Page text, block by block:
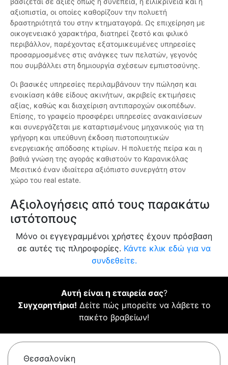
αξιοπιστία, οι οποίες καθορίζουν την πολυετή
δραστηριότητά του στην κτηματαγορά. Ως επιχείρηση με
οικογενειακό χαρακτήρα, διατηρεί ζεστό και φιλικό
περιβάλλον, παρέχοντας εξατομικευμένες υπηρεσίες
προσαρμοσμένες στις ανάγκες των πελατών, γεγονός
που συμβάλλει στη δημιουργία σχέσεων εμπιστοσύνης.
Οι βασικές υπηρεσίες περιλαμβάνουν την πώληση και
ενοικίαση κάθε είδους ακινήτων, ακριβείς εκτιμήσεις
αξίας, καθώς και διαχείριση αντιπαροχών οικοπέδων.
Επίσης, το γραφείο προσφέρει υπηρεσίες ανακαινίσεων
και συνεργάζεται με καταρτισμένους μηχανικούς για τη
γρήγορη και υπεύθυνη έκδοση πιστοποιητικών
ενεργειακής απόδοσης κτιρίων. Η πολυετής πείρα και η
βαθιά γνώση της αγοράς καθιστούν το Καρανικόλας
Μεσιτικό έναν ιδιαίτερα αξιόπιστο συνεργάτη στον
χώρο του real estate.
Αξιολογήσεις από τους παρακάτω
ιστότοπους
Μόνο οι εγγεγραμμένοι χρήστες έχουν πρόσβαση
σε αυτές τις πληροφορίες. Κάντε κλικ εδώ για να
συνδεθείτε.
Αυτή είναι η εταιρεία σας?
Συγχαρητήρια! Δείτε πώς μπορείτε να λάβετε το
πακέτο βραβείων!
Θεσσαλονίκη